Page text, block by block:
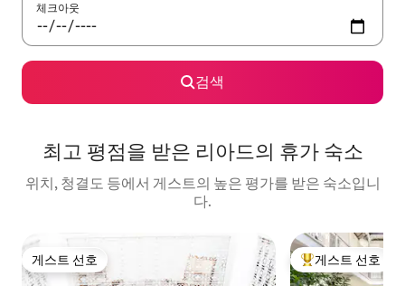
체크아웃
검색
최고 평점을 받은 리아드의 휴가 숙소
위치, 청결도 등에서 게스트의 높은 평가를 받은 숙소입니
다.
게스트 선호
게스트 선호 상위 게스트 선호
게스트 선호